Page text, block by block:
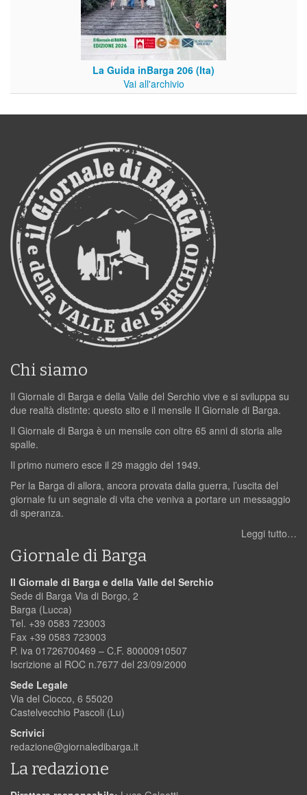
La Guida inBarga 206 (Ita)
Vai all'archivio
Chi siamo
Il Giornale di Barga e della Valle del Serchio vive e si sviluppa su
due realtà distinte: questo sito e il mensile Il Giornale di Barga.
Il Giornale di Barga è un mensile con oltre 65 anni di storia alle
spalle.
Il primo numero esce il 29 maggio del 1949.
Per la Barga di allora, ancora provata dalla guerra, l’uscita del
giornale fu un segnale di vita che veniva a portare un messaggio
di speranza.
Leggi tutto…
Giornale di Barga
Il Giornale di Barga e della Valle del Serchio
Sede di Barga Via di Borgo, 2
Barga (Lucca)
Tel. +39 0583 723003
Fax +39 0583 723003
P. iva 01726700469 – C.F. 80000910507
Iscrizione al ROC n.7677 del 23/09/2000
Sede Legale
Via del Ciocco, 6 55020
Castelvecchio Pascoli (Lu)
Scrivici
redazione@giornaledibarga.it
La redazione